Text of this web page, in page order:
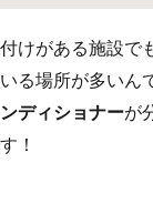
けがある施設で
る場所が多いん
ディショナーが
！